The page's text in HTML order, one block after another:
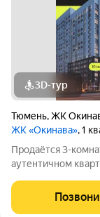
3D-тур
Тюмень,ЖК
ЖК «Окинава», 1
Продаётся 3-
аутентичном
Алебашевская,
шаговой